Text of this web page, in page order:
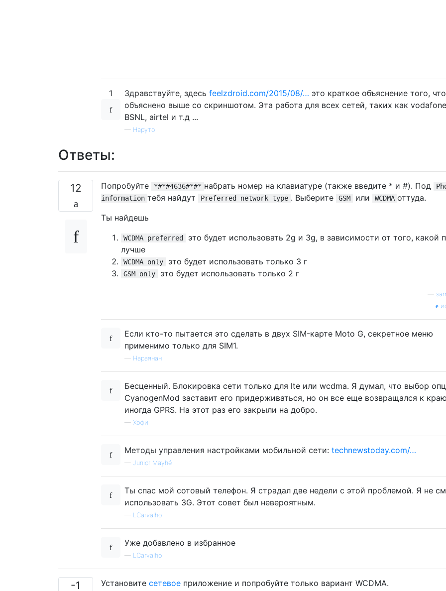
1 Здравствуйте, здесь feelzdroid.com/2015/08/… это краткое объяснение того, что
объяснено выше со скриншотом. Эта работа для всех сетей, таких как
BSNL, airtel и т.д ...
— Наруто
Ответы:
12 Попробуйте *#*#4636#*#* набрать номер на клавиатуре (также введите * и #). Под
information тебя найдут Preferred network type . Выберите GSM или WCDMA оттуда.
Ты найдешь
WCDMA preferred
это будет использовать 2g и 3g, в зависимости от того, какой
лучше
WCDMA only это будет использовать только 3 г
GSM only это будет использовать только 2 г
Если кто-то пытается это сделать в двух SIM-карте Moto G, секретное меню
применимо только для SIM1.
— Нараянан
Бесценный. Блокировка сети только для lte или wcdma. Я думал, что выбор
CyanogenMod заставит его придерживаться, но он все еще возвращался к
иногда GPRS. На этот раз его закрыли на добро.
— Хофи
Методы управления настройками мобильной сети: technewstoday.com/…
— Junior Mayhé
Ты спас мой сотовый телефон. Я страдал две недели с этой проблемой. Я не
использовать 3G. Этот совет был невероятным.
— LCarvalho
Уже добавлено в избранное
— LCarvalho
-1 Установите сетевое приложение и попробуйте только вариант WCDMA.